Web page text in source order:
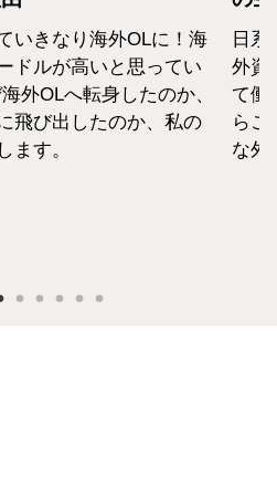
いきなり海外OLに！海
ドルが高いと思ってい
外OLへ転身したのか、
飛び出したのか、私の
ます。
日
外資
て働
らこ
な外